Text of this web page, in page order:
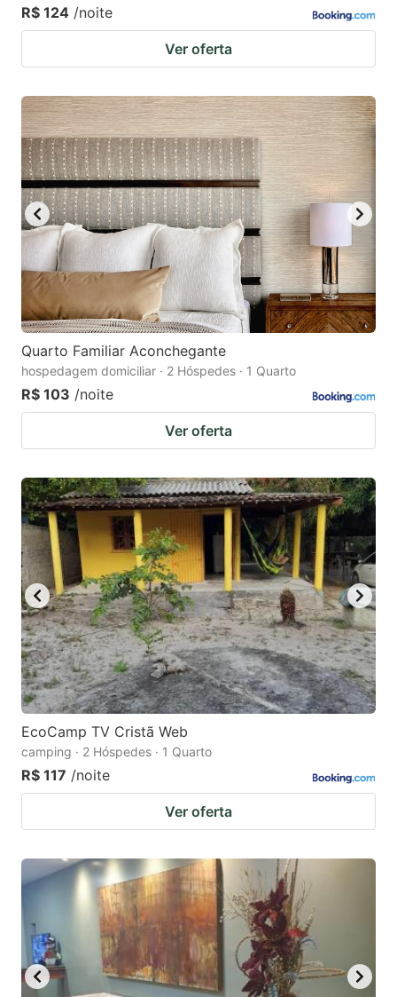
R$ 124 /noite
Ver oferta
Quarto Familiar Aconchegante
hospedagem domiciliar · 2 Hóspedes · 1 Quarto
R$ 103 /noite
Ver oferta
EcoCamp TV Cristã Web
camping · 2 Hóspedes · 1 Quarto
R$ 117 /noite
Ver oferta